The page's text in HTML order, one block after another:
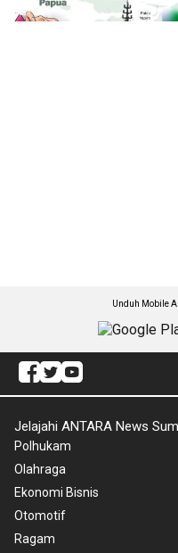
Unduh Mobile
Jelajahi ANTARA News
Polhukam
Olahraga
Ekonomi Bisnis
Otomotif
Ragam